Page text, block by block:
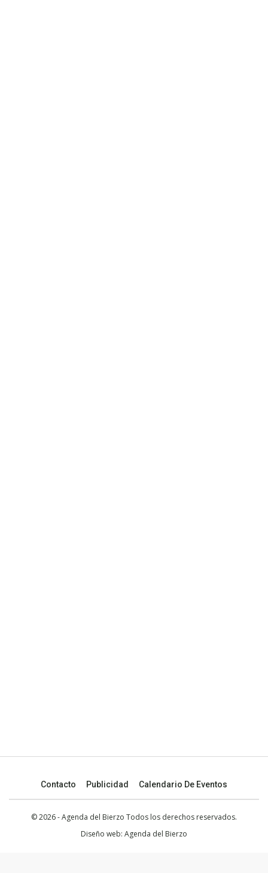
Contacto Publicidad Calendario De Eventos
© 2026 - Agenda del Bierzo Todos los derechos reservados.
Diseño web: Agenda del Bierzo